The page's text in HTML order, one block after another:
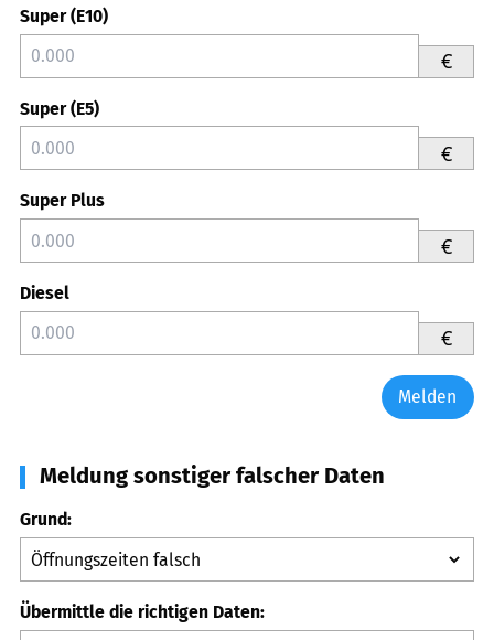
Super (E10)
€
Super (E5)
€
Super Plus
€
Diesel
€
Melden
Meldung sonstiger falscher Daten
Grund:
Übermittle die richtigen Daten: